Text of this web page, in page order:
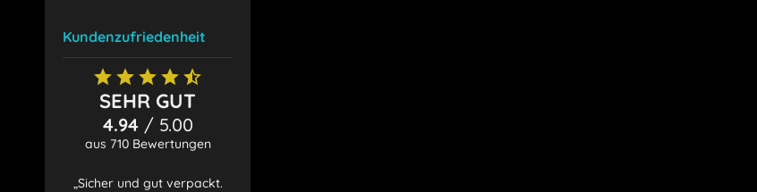
Kundenzufriedenheit
SEHR GUT
4.94/ 5.00
aus 710 Bewertungen
„Sicher und gut verpackt.